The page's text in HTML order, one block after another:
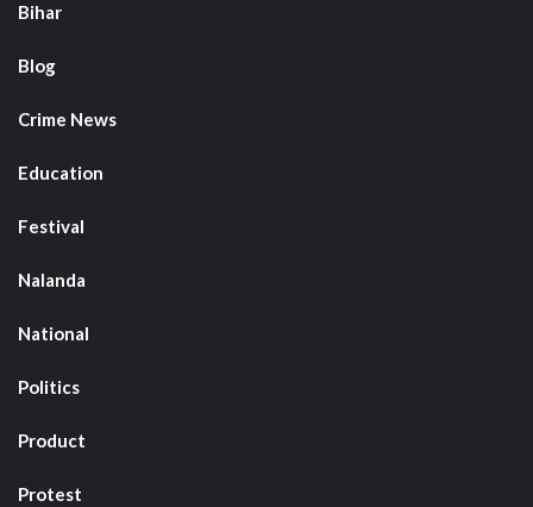
Bihar
Blog
Crime News
Education
Festival
Nalanda
National
Politics
Product
Protest